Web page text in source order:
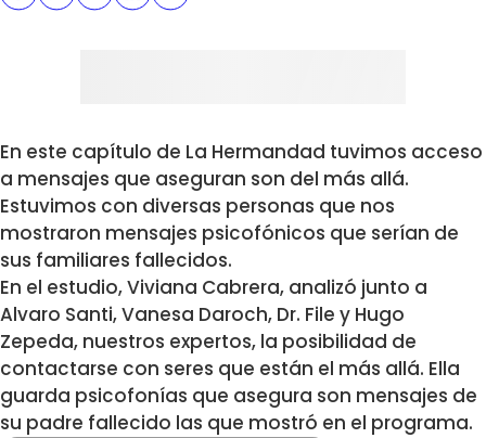
En este capítulo de La Hermandad tuvimos acceso
a mensajes que aseguran son del más allá.
Estuvimos con diversas personas que nos
mostraron mensajes psicofónicos que serían de
sus familiares fallecidos.
En el estudio, Viviana Cabrera, analizó junto a
Alvaro Santi, Vanesa Daroch, Dr. File y Hugo
Zepeda, nuestros expertos, la posibilidad de
contactarse con seres que están el más allá. Ella
guarda psicofonías que asegura son mensajes de
su padre fallecido las que mostró en el programa.